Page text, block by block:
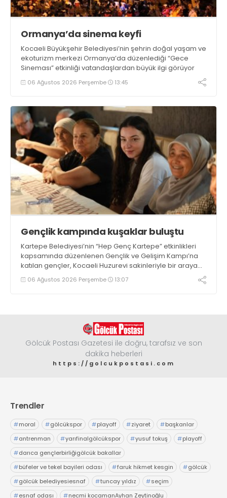
Ormanya’da sinema keyfi
Kocaeli Büyükşehir Belediyesi’nin şehrin doğal yaşam ve
ekoturizm merkezi Ormanya’da düzenlediği “Gece
Sineması” etkinliği vatandaşlardan büyük ilgi görüyor
06 Ağustos 2026 Perşembe 13:45
Gençlik kampında kuşaklar buluştu
Kartepe Belediyesi’nin “Hep Genç Kartepe” etkinlikleri
kapsamında düzenlenen Gençlik ve Gelişim Kampı’na
katılan gençler, Kocaeli Huzurevi sakinleriyle bir araya
geldi06 Ağustos 2026 Perşembe 13:07
Gölcük Postası Gazetesi ile doğru, tarafsız ve son
dakika heberleri
https://golcukpostasi.com
Trendler
#moral #gölcükspor #playoff #ziyaret #başkanlar
#antrenman #yarıfinalgölcükspor #yusuf tokuş #playoff
#darıca gençlerbirliğigölcük bakallar
#büfeler ve tekel bayileri odası #faruk hikmet kesgin #gölcük
#gölcük belediyesiesnaf #tuncay yıldız #seçim
#esnaf odası #necmi kocamanAyhan Zeytinoğlu